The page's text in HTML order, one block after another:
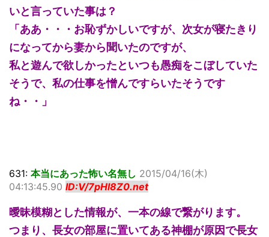
いと言っていた事は？
「ああ・・・お恥ずかしいですが、次女が寝たきり
になってから妻から聞いたのですが、
私と遊んで欲しかったといつも愚痴をこぼしていた
そうで、私の仕事を憎んですらいたそうです
ね・・」
631: 本当にあった怖い名無し 2015/04/16(木)
04:13:45.90 ID:V/7pHl8Z0.net
曖昧模糊とした情報が、一本の線で繋がります。
つまり、長女の部屋に置いてある神棚が原因で長女